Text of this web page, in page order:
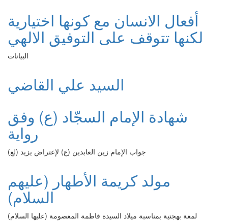
أفعال الانسان مع كونها اختيارية
لكنها تتوقف على التوفيق الالهي
البيانات
السيد علي القاضي
شهادة الإمام السجّاد (ع) وفق
رواية
جواب الإمام زين العابدين (ع) لإعتراض يزيد (لع)
مولد كريمة الأطهار (عليهم
السلام)
لمعة بهجتية بمناسبة ميلاد السيدة فاطمة المعصومة (عليها السلام)